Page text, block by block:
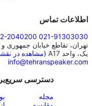
اطلاعات تماس
021-91303030
2040200
تهران، تقاطع خیابان
یک، واحد A17
(مشاهده در
info@tehranspeaker.com
دسترسی سریع
مجله